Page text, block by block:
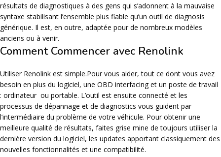
résultats de diagnostiques à des gens qui s’adonnent à la mauvaise
syntaxe stabilisant l’ensemble plus fiable qu’un outil de diagnosis
générique. Il est, en outre, adaptée pour de nombreux modèles
anciens ou à venir.
Comment Commencer avec Renolink
Utiliser Renolink est simple.Pour vous aider, tout ce dont vous avez
besoin en plus du logiciel, une OBD interfacing et un poste de travail
: ordinateur ou portable. L’outil est ensuite connecté et les
processus de dépannage et de diagnostics vous guident par
l’intermédiaire du problème de votre véhicule. Pour obtenir une
meilleure qualité de résultats, faites grise mine de toujours utiliser la
dernière version du logiciel, les updates apportant classiquement des
nouvelles fonctionnalités et une compatibilité.